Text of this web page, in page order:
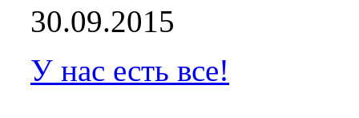
30.09.2015
У нас есть все!